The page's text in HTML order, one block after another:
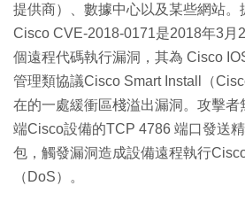
提供商）、數據中心以及某些網站。
Cisco CVE-2018-0171是2018年3月
個遠程代碼執行漏洞，其為 Cisco
管理類協議Cisco Smart Install（
在的一處緩衝區棧溢出漏洞。攻擊者
端Cisco設備的TCP 4786 端口發送
包，觸發漏洞造成設備遠程執行
（DoS）。